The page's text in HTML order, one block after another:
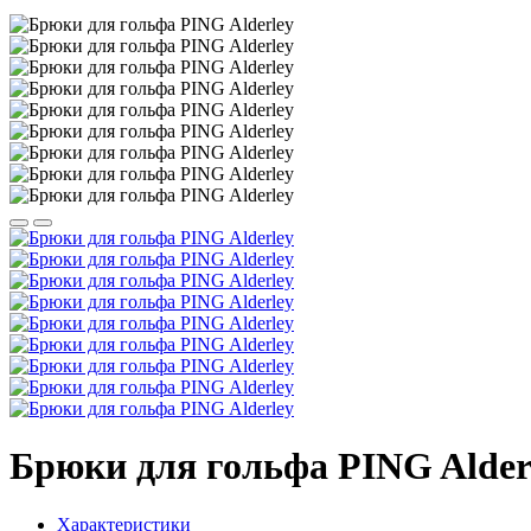
Брюки для гольфа PING
Характеристики